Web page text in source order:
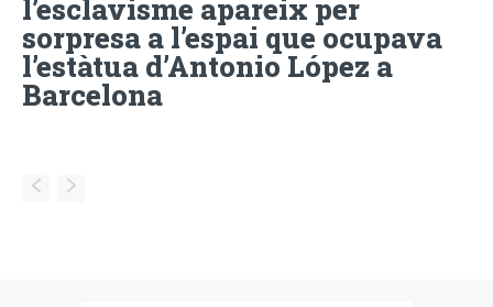
l’esclavisme apareix per
sorpresa a l’espai que ocupava
l’estàtua d’Antonio López a
Barcelona